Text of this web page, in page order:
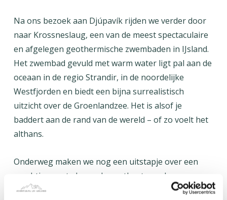
Na ons bezoek aan Djúpavík rijden we verder door
naar Krossneslaug, een van de meest spectaculaire
en afgelegen geothermische zwembaden in IJsland.
Het zwembad gevuld met warm water ligt pal aan de
oceaan in de regio Strandir, in de noordelijke
Westfjorden en biedt een bijna surrealistisch
uitzicht over de Groenlandzee. Het is alsof je
baddert aan de rand van de wereld – of zo voelt het
althans.
Onderweg maken we nog een uitstapje over een
prachtige route langs de oostkant van de
Westfjorden, waarheen blijft een verrassing.